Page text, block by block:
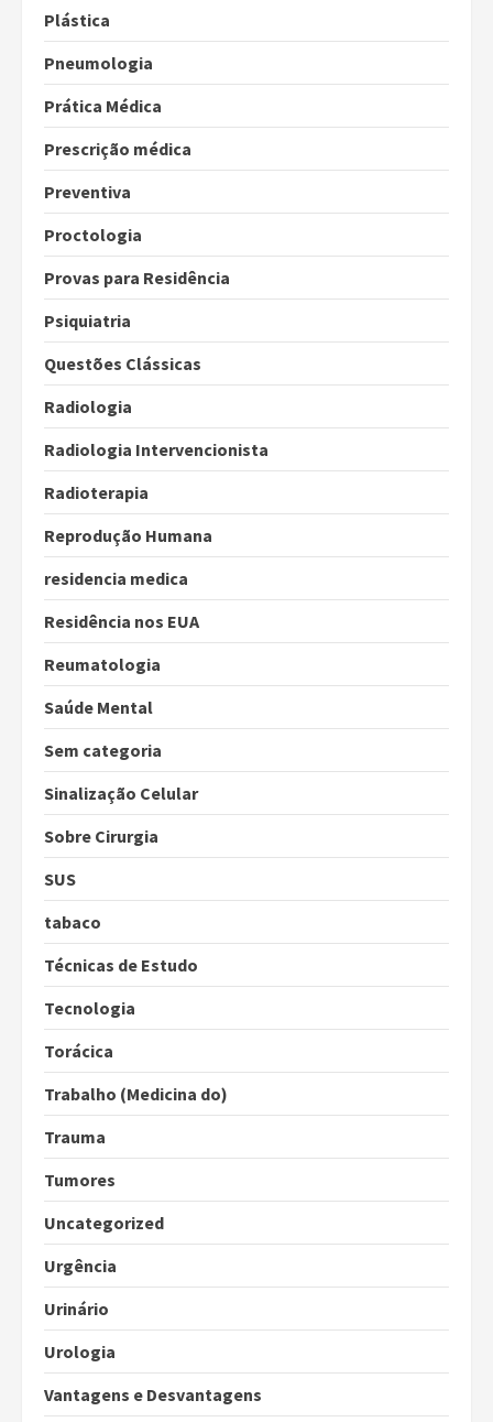
Plástica
Pneumologia
Prática Médica
Prescrição médica
Preventiva
Proctologia
Provas para Residência
Psiquiatria
Questões Clássicas
Radiologia
Radiologia Intervencionista
Radioterapia
Reprodução Humana
residencia medica
Residência nos EUA
Reumatologia
Saúde Mental
Sem categoria
Sinalização Celular
Sobre Cirurgia
SUS
tabaco
Técnicas de Estudo
Tecnologia
Torácica
Trabalho (Medicina do)
Trauma
Tumores
Uncategorized
Urgência
Urinário
Urologia
Vantagens e Desvantagens